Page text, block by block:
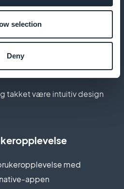
selection
Deny
som gjenspeiler
takket være intuitiv design
med
appen